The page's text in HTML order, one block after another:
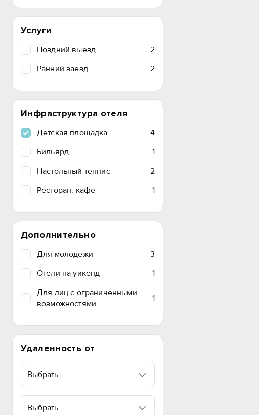
Услуги
Поздний выезд
2
Ранний заезд
2
Инфраструктура отеля
Детская площадка
4
Бильярд
1
Настольный теннис
2
Ресторан, кафе
1
Дополнительно
Для молодежи
3
Отели на уикенд
1
Для лиц с ограниченными
возможностями
1
Удаленность от
Выбрать
Выбрать